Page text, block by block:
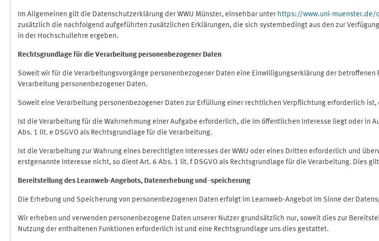
Im Allgemeinen gilt die Datenschutzerklärung der WWU Münster, einsehbar unter https://www.uni-
zusätzlich die nachfolgend aufgeführten zusätzlichen Erklärungen, die sich systembedingt aus den zur
in der Hochschullehre ergeben.
Rechtsgrundlage für die Verarbeitung personenbezogener Daten
Soweit wir für die Verarbeitungsvorgänge personenbezogener Daten eine Einwilligungserklärung der
Verarbeitung personenbezogener Daten.
Soweit eine Verarbeitung personenbezogener Daten zur Erfüllung einer rechtlichen Verpflichtung erforderlich
Ist die Verarbeitung für die Wahrnehmung einer Aufgabe erforderlich, die im öffentlichen Interesse liegt oder in
Abs. 1 lit. e DSGVO als Rechtsgrundlage für die Verarbeitung.
Ist die Verarbeitung zur Wahrung eines berechtigten Interesses der WWU oder eines Dritten erforderlich und
erstgenannte Interesse nicht, so dient Art. 6 Abs. 1 lit. f DSGVO als Rechtsgrundlage für die Verarbeitung. Dies
Bereitstellung des Learnweb-Angebots, Datenerhebung und -speicherung
Die Erhebung und Speicherung von personenbezogenen Daten erfolgt im Learnweb-Angebot im Sinne der
Wir erheben und verwenden personenbezogene Daten unserer Nutzer grundsätzlich nur, soweit dies zur
Nutzung der enthaltenen Funktionen erforderlich ist und eine Rechtsgrundlage uns dies gestattet.